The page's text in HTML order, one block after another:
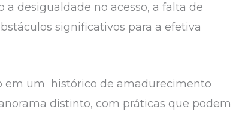
desigualdade no acesso, a falta de
significativos para a efetiva
em um histórico de amadurecimento
distinto, com práticas que podem